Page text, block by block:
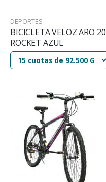
DEPORTES
BICICLETA VELOZ ARO 20
ROCKET AZUL